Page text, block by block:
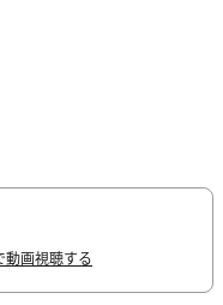
動画視聴する